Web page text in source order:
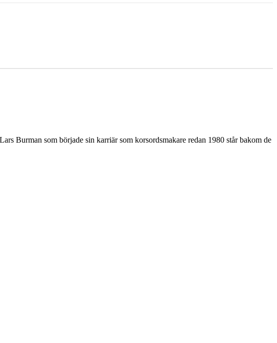
Burman som började sin karriär som korsordsmakare redan 1980 står bakom de